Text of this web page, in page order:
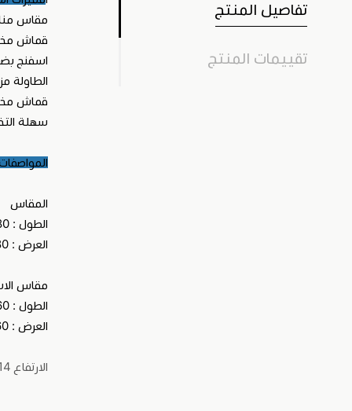
تفاصيل المنتج
تقييمات المنتج
مقاس
قماش
اسفنج
الطاولة
قماش
سهلة
المقاس
الطول : 80 سم
العرض : 80 سم
مقاس
الطول : 60 سم
العرض : 60 سم
الارتفاع 14سم